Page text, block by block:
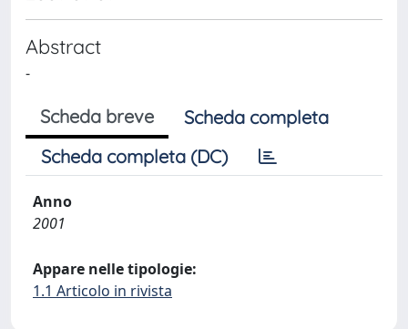
Abstract
-
Scheda breve
Scheda completa
Scheda completa (DC)
Anno
2001
Appare nelle tipologie:
1.1 Articolo in rivista